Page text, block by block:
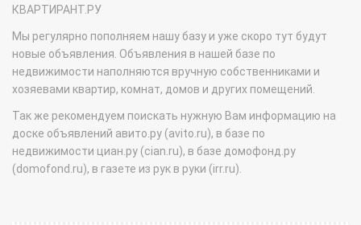
КВАРТИРАНТ.РУ
Мы регулярно пополняем нашу базу и уже скоро тут будут
новые объявления. Объявления в нашей базе по
недвижимости наполняются вручную собственниками и
хозяевами квартир, комнат, домов и других помещений.
Так же рекомендуем поискать нужную Вам информацию на
доске объявлений авито.ру (avito.ru), в базе по
недвижимости циан.ру (cian.ru), в базе домофонд.ру
(domofond.ru), в газете из рук в руки (irr.ru).